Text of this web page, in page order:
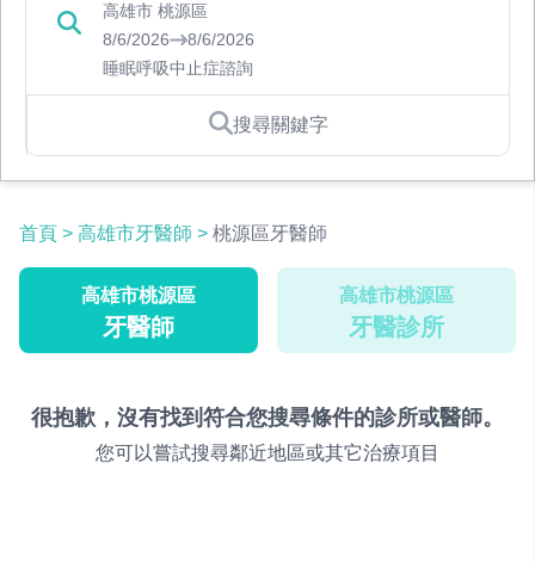
高雄市 桃源區
8/6/2026
8/6/2026
睡眠呼吸中止症諮詢
搜尋關鍵字
首頁 > 高雄市牙醫師 > 桃源區牙醫師
高雄市桃源區
牙醫師
高雄市桃源區
牙醫診所
很抱歉，沒有找到符合您搜尋條件的診所或醫師。
您可以嘗試搜尋鄰近地區或其它治療項目